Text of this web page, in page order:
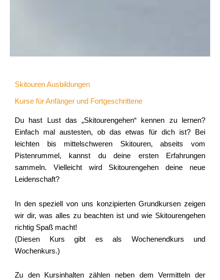
Skitouren Ausbildungen
Kurse für Anfänger und Fortgeschrittene
Du hast Lust das „Skitourengehen“ kennen zu lernen?
Einfach mal austesten, ob das etwas für dich ist? Bei
leichten bis mittelschweren Skitouren, abseits vom
Pistenrummel, kannst du deine ersten Erfahrungen
sammeln. Vielleicht wird Skitourengehen deine neue
Leidenschaft?
In den speziell von uns konzipierten Grundkursen zeigen
wir dir, was alles zu beachten ist und wie Skitourengehen
richtig Spaß macht!
(Diesen Kurs gibt es als Wochenendkurs und
Wochenkurs.)
Zu den Kursinhalten zählen neben dem Vermitteln der